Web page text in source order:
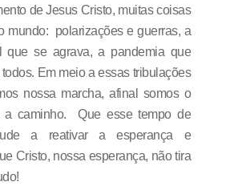
de Jesus Cristo, muitas coisas
mundo: polarizações e guerras, a
que se agrava, a pandemia que
Em meio a essas tribulações
nossa marcha, afinal somos o
a caminho. Que esse tempo de
a reativar a esperança e
Cristo, nossa esperança, não tira